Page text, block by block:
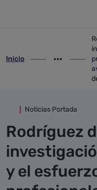
ir-a inicio
Inicio
Mostrar
ir-a
Noticias Portada
Rodríguez
y el